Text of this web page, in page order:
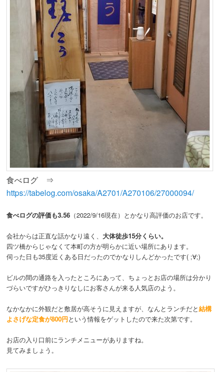
食べログ ⇒
https://tabelog.com/osaka/A2701/A270106/27000094/
食べログの評価も3.56 （2022/9/16現在）とかなり高評価のお店です。
会社からは正直な話かなり遠く、 大体徒歩15分くらい。
四ツ橋からじゃなくて本町の方が明らかに近い場所にあります。
伺った日も35度近くある日だったのでかなりしんどかったです( ;∀;)
ビルの間の通路を入ったところにあって、ちょっとお店の場所は分かり
づらいですがひっきりなしにお客さんが来る人気店のよう。
なかなかに外観だと敷居が高そうに見えますが、なんとランチだと結構
よさげな定食が800円という情報をゲットしたので来た次第です。
お店の入り口前にランチメニューがありますね。
見てみましょう。